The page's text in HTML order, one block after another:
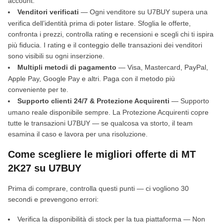
Venditori verificati — Ogni venditore su U7BUY supera una
verifica dell’identità prima di poter listare. Sfoglia le offerte,
confronta i prezzi, controlla rating e recensioni e scegli chi ti ispira
più fiducia. I rating e il conteggio delle transazioni dei venditori
sono visibili su ogni inserzione.
Multipli metodi di pagamento — Visa, Mastercard, PayPal,
Apple Pay, Google Pay e altri. Paga con il metodo più
conveniente per te.
Supporto clienti 24/7 & Protezione Acquirenti — Supporto
umano reale disponibile sempre. La Protezione Acquirenti copre
tutte le transazioni U7BUY — se qualcosa va storto, il team
esamina il caso e lavora per una risoluzione.
Come scegliere le migliori offerte di MT
2K27 su U7BUY
Prima di comprare, controlla questi punti — ci vogliono 30
secondi e prevengono errori:
Verifica la disponibilità di stock per la tua piattaforma — Non